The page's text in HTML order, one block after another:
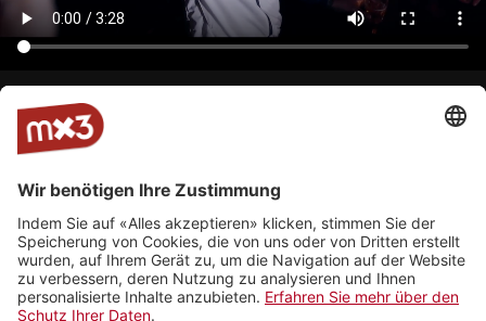
Bäumli
Sex
OY
Voler, coller
NOLA